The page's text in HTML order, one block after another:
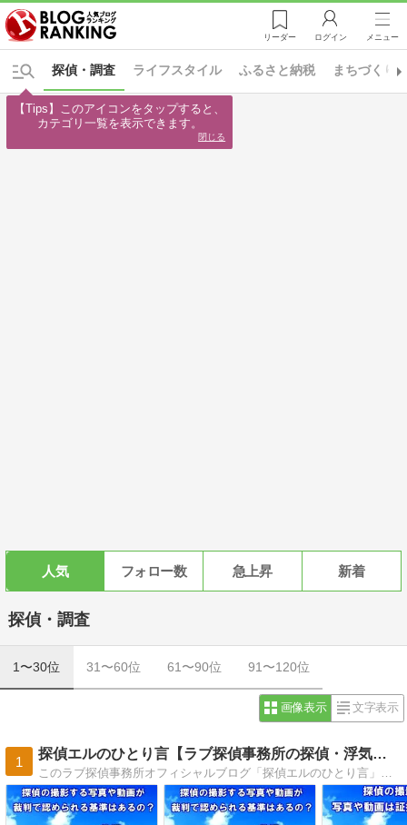
リーダー ログイン メニュー
ライフスタイル ふるさと納税 まちづくり
探偵・調査
人気 フォロー数 急上昇 新着
探偵・調査
1〜30位 31〜60位 61〜90位 91〜120位
画像表示 文字表示
1
探偵エルのひとり言【ラブ探偵事務所の探偵・浮気調査ブログ】
【Tips】このアイコンをタップすると、
カテゴリ一覧を表示できます。
閉じる